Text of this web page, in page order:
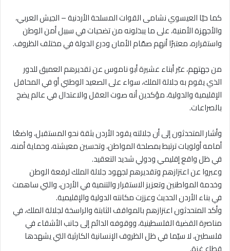
كما حيّا العيسوي نشامى القوات المسلحة الأردنية – الجيش العربي،
والأجهزة الأمنية، على ما يبذلونه من تضحيات في سبيل أمن الوطن
واستقراره، معتبرًا أنهم صمّام الأمان ودرع الدولة في مختلف الظروف.
من جهتهم، عبّر أبناء عشيرة أبو ناموس عن تقديرهم العميق للدور
الذي يقوم به جلالة الملك، سواء على الصعيد الوطني أو في المحافل
الإقليمية والدولية، مؤكدين أنه صوت العقل والاعتدال في عالم يضج
بالصراعات.
وأشار المتحدثون إلى أن جلالته يقود الأردن بثقة نحو المستقبل، واضعًا
أمامه أولويات ترتبط بمصلحة المواطن، وتحسين معيشته، وحماية أمنه،
في ظل واقع إقليمي ودولي شديد التعقيد.
وعبروا عن اعتزازهم وتقديرهم لجهود جلالة الملك لرفعة الوطن
وخدمة المواطنين وتعزيز الاستقرار والتنمية في الأردن، والتي ساهمت
في بناء الأردن الحديث وعززت مكانته الدولية والإقليمية.
وأكد المتحدثون اعتزازهم بالمواقف الثابتة والراسخة لجلالة الملك، في
مناصرة القضية الفلسطينية، ووقوفه الدائم إلى جانب الأشقاء في
فلسطين، لا سيّما في ظل الظروف الإنسانية الكارثية التي يشهدها